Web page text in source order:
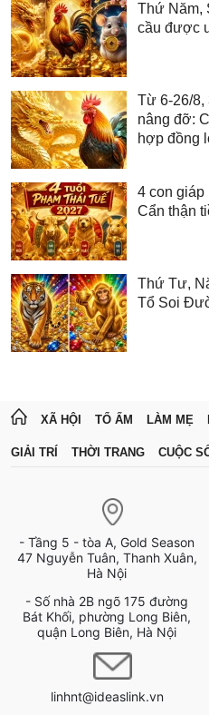
Thứ Năm,
cầu được
Từ 6-26/8,
nâng đỡ:
hợp đồng
4 con giáp
Cẩn thận
Thứ Tư,
Tổ Soi
XÃ HỘI TỔ ẤM LÀM MẸ
GIẢI TRÍ THỜI TRANG CUỘC
- Tầng 5 - tòa A, Gold Season
47 Nguyễn Tuân, Thanh Xuân,
Hà Nội
- Số nhà 2B ngõ 175 đường
Bát Khối, phường Long Biên,
quận Long Biên, Hà Nội
linhnt@ideaslink.vn